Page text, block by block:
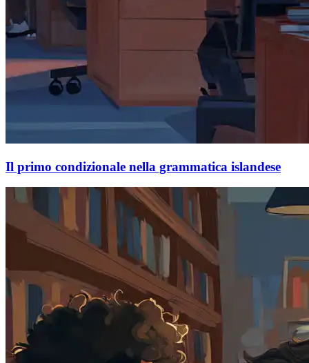
Il primo condizionale nella grammatica islandese